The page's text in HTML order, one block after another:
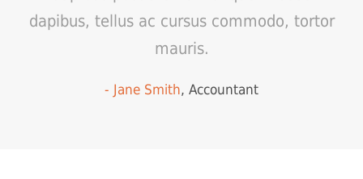
dapibus, tellus ac cursus commodo, tortor
mauris.
Jane Smith, Accountant